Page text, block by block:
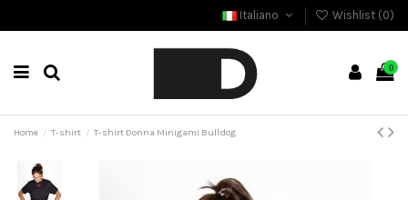
Italiano Wishlist (0)
0
Home T-shirt T-shirt Donna Minigami Bulldog